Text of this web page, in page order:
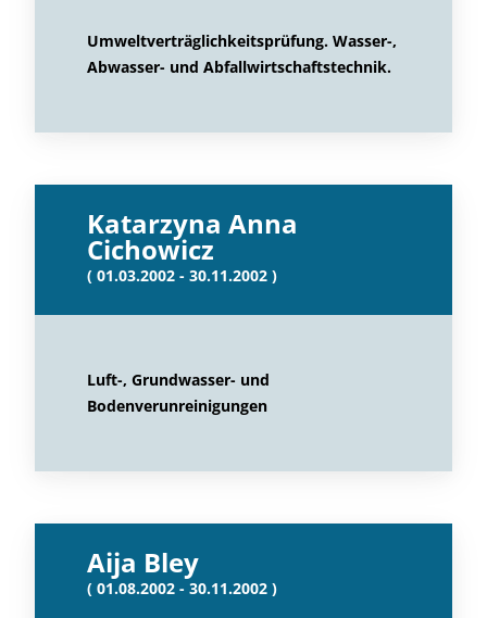
Umweltverträglichkeitsprüfung. Wasser-,
Abwasser- und Abfallwirtschaftstechnik.
Katarzyna Anna
Cichowicz
( 01.03.2002 - 30.11.2002 )
Luft-, Grundwasser- und
Bodenverunreinigungen
Aija Bley
( 01.08.2002 - 30.11.2002 )